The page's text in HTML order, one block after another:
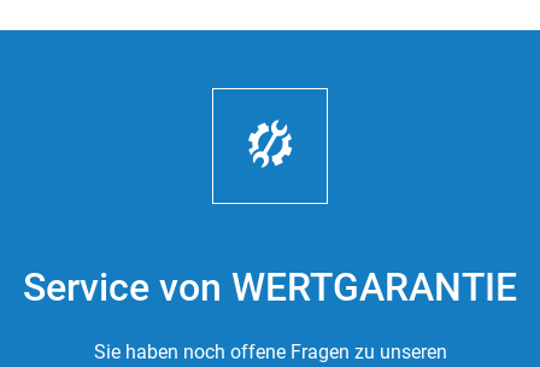
Service von WERTGARANTIE
Sie haben noch offene Fragen zu unseren